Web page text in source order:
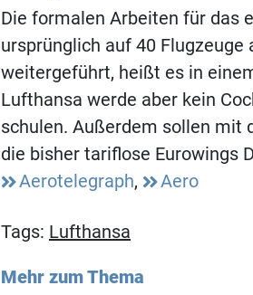
Die formalen Arbeiten für das
ursprünglich auf 40
weitergeführt, heißt es in
Lufthansa werde aber kein
schulen. Außerdem sollen mit
die bisher tariflose Eurowings
Aerotelegraph, Aero
Tags: Lufthansa
Mehr zum Thema